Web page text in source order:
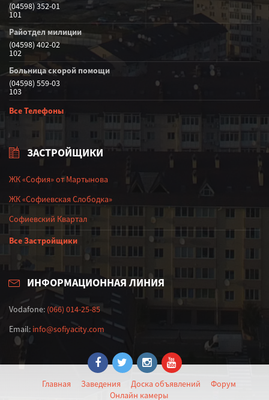
(04598) 352-01
101
Райотдел милиции
(04598) 402-02
102
Больница скорой помощи
(04598) 559-03
103
Все Телефоны
ЗАСТРОЙЩИКИ
ЖК «София» от Мартынова
ЖК «Софиевская Слободка»
Софиевский Квартал
Все Застройщики
ИНФОРМАЦИОННАЯ ЛИНИЯ
Vodafone: (066) 014-25-85
Email: info@sofiyacity.com
Главная Заведения Доска объявлений
Форум
Онлайн камеры